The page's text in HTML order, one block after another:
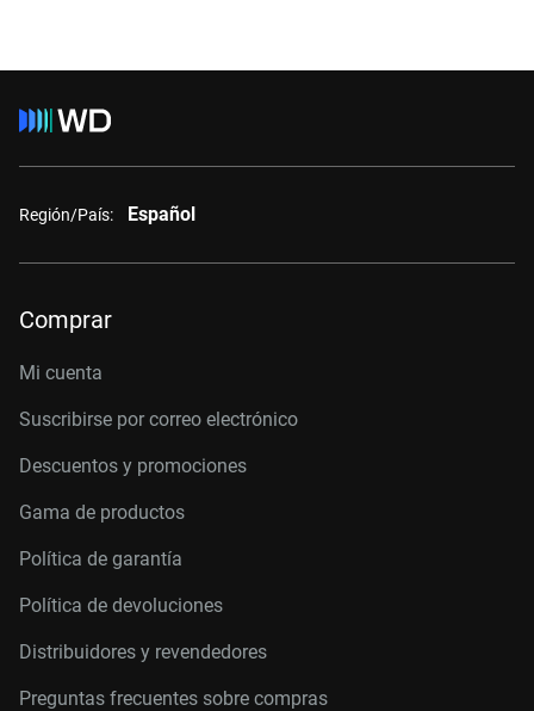
Región/País: Español
Comprar
Mi cuenta
Suscribirse por correo electrónico
Descuentos y promociones
Gama de productos
Política de garantía
Política de devoluciones
Distribuidores y revendedores
Preguntas frecuentes sobre compras